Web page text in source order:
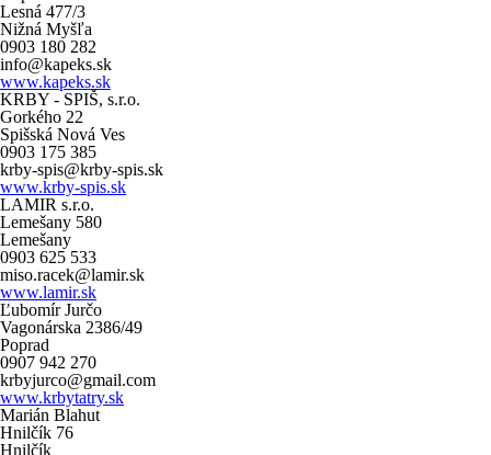
Lesná 477/3
Nižná Myšľa
0903 180 282
info@kapeks.sk
www.kapeks.sk
KRBY - SPIŠ, s.r.o.
Gorkého 22
Spišská Nová Ves
0903 175 385
krby-spis@krby-spis.sk
www.krby-spis.sk
LAMIR s.r.o.
Lemešany 580
Lemešany
0903 625 533
miso.racek@lamir.sk
www.lamir.sk
Ľubomír Jurčo
Vagonárska 2386/49
Poprad
0907 942 270
krbyjurco@gmail.com
www.krbytatry.sk
Marián Blahut
Hnilčík 76
Hnilčík